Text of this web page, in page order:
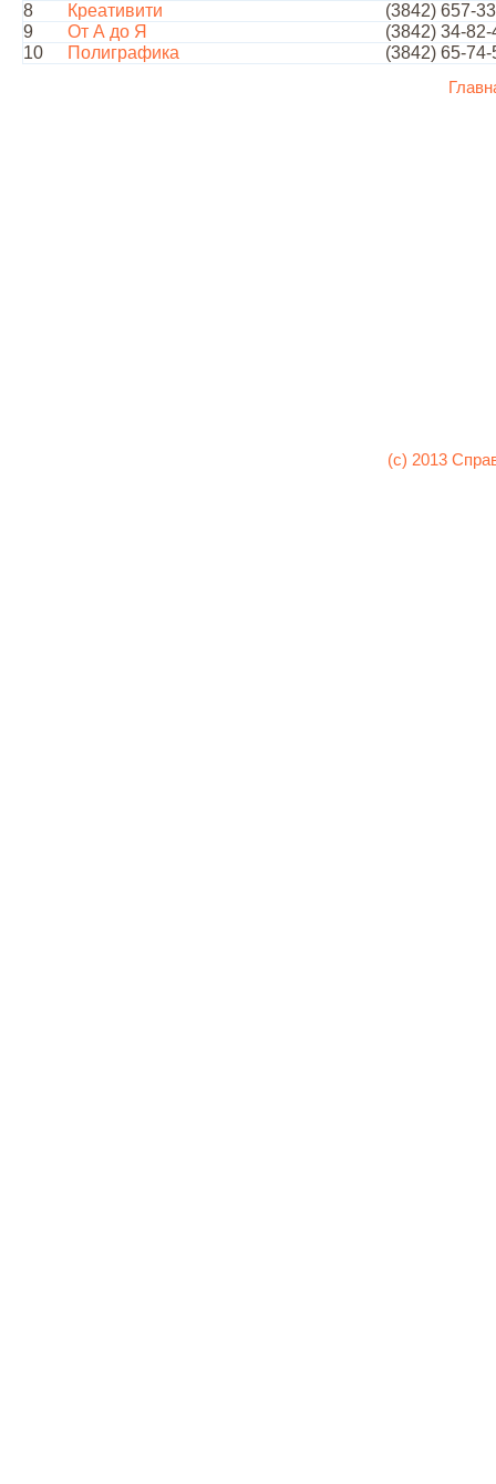
8
Креативити
(3842) 657-
9
От А до Я
(3842) 34-82-
10
Полиграфика (3842) 65-74-
(c) 2013